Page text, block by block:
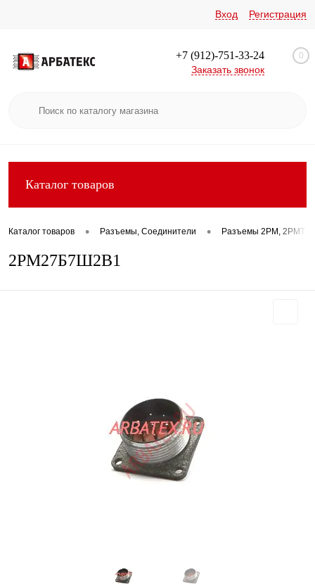
Вход Регистрация
+7 (912)-751-33-24
Заказать звонок
0
Каталог товаров
Каталог товаров • Разъемы, Соединители • Разъемы 2РМ, 2РМТ,
2РМ27Б7Ш2В1